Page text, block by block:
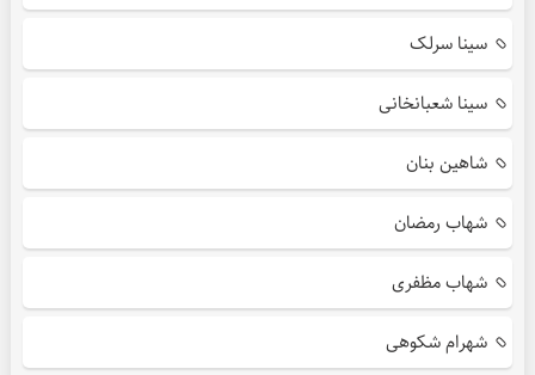
سینا سرلک
سینا شعبانخانی
شاهین بنان
شهاب رمضان
شهاب مظفری
شهرام شکوهی